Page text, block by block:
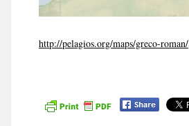
http://pelagios.org/maps/greco-roman/